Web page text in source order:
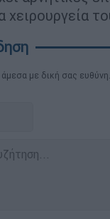
με δική σας